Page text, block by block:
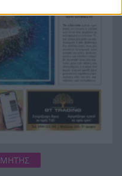
ένα «κλικ» στο gov.gr